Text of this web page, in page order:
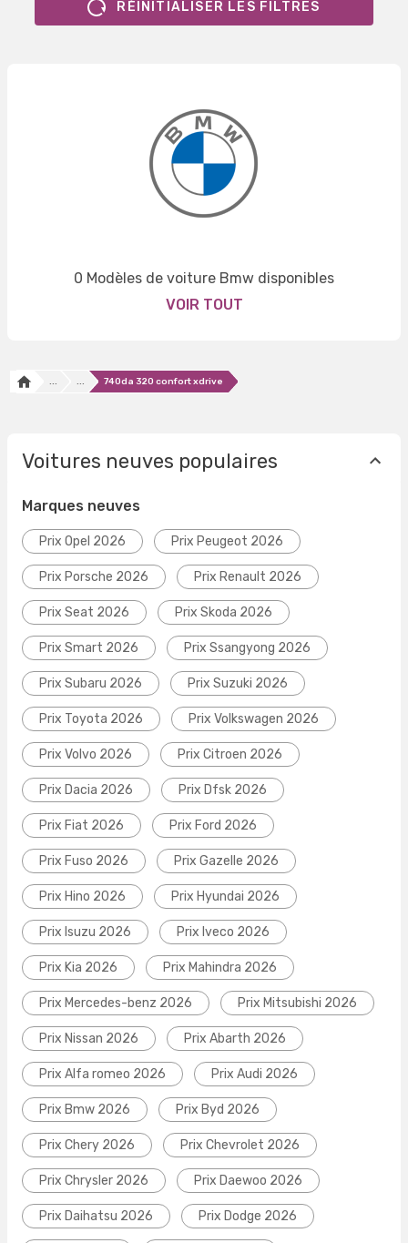
RÉINITIALISER LES FILTRES
0 Modèles de voiture Bmw disponibles
VOIR TOUT
... ... 740da 320 confort xdrive
Voitures neuves populaires
Marques neuves
Prix Opel 2026 Prix Peugeot 2026
Prix Porsche 2026 Prix Renault 2026
Prix Seat 2026 Prix Skoda 2026
Prix Smart 2026 Prix Ssangyong 2026
Prix Subaru 2026 Prix Suzuki 2026
Prix Toyota 2026 Prix Volkswagen 2026
Prix Volvo 2026 Prix Citroen 2026
Prix Dacia 2026 Prix Dfsk 2026
Prix Fiat 2026 Prix Ford 2026
Prix Fuso 2026 Prix Gazelle 2026
Prix Hino 2026 Prix Hyundai 2026
Prix Isuzu 2026 Prix Iveco 2026
Prix Kia 2026 Prix Mahindra 2026
Prix Mercedes-benz 2026 Prix Mitsubishi 2026
Prix Nissan 2026 Prix Abarth 2026
Prix Alfa romeo 2026 Prix Audi 2026
Prix Bmw 2026 Prix Byd 2026
Prix Chery 2026 Prix Chevrolet 2026
Prix Chrysler 2026 Prix Daewoo 2026
Prix Daihatsu 2026 Prix Dodge 2026